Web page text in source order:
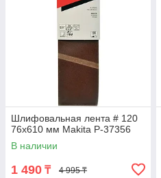
Шлифовальная лента # 120
76x610 мм Makita P-37356
В наличии
1 490 ₸ 4 995 ₸